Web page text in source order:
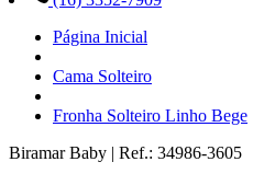
Página Inicial
Cama Solteiro
Fronha Solteiro Linho Bege
Biramar Baby | Ref.: 34986-3605